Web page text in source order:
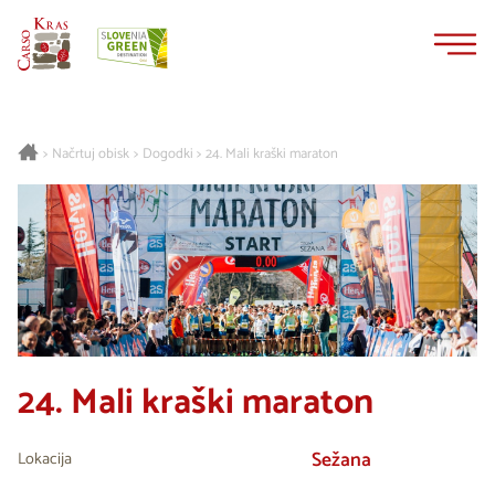
> Načrtuj obisk> Dogodki >24. Mali kraški maraton
24. Mali kraški maraton
Lokacija Sežana